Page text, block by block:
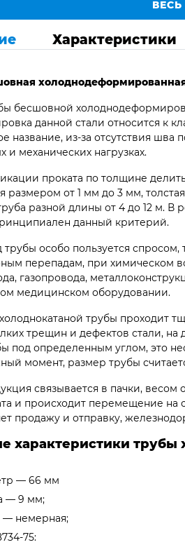
Характеристики
бесшовной
данной стали относится к
название, из-за отсутствия шва
и механических нагрузках.
проката по толщине
размером от 1 мм до 3 мм,
разной длины от 4 до 12 м. В
данный критерий.
особо пользуется
перепадам, при химическом
газопровода,
медицинском оборудовании.
трубы проходит
трещин и дефектов стали,
под определенным углом, это
момент, размер трубы
связывается в пачки, весом
и происходит перемещение на
продажу и отправку,
характеристики
— 66 мм
— 9 мм;
— немерная;
75: